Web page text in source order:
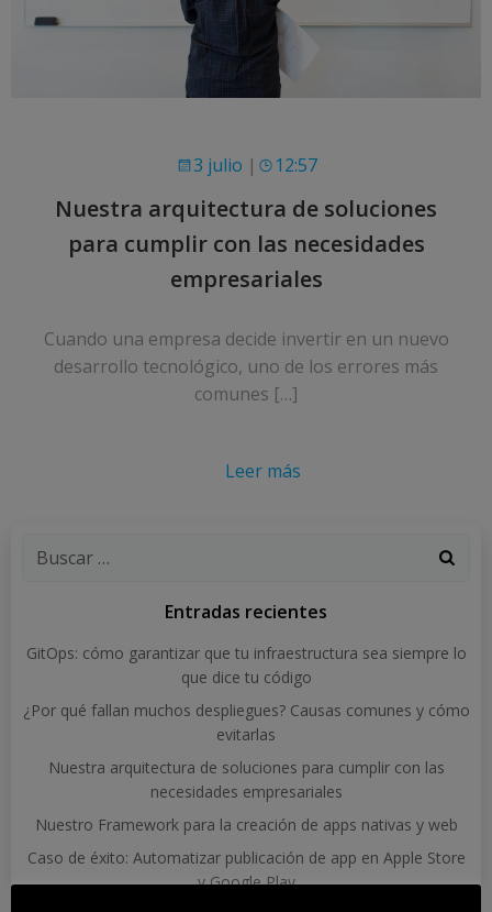
3 julio | 12:57
Nuestra arquitectura de soluciones
para cumplir con las necesidades
empresariales
Cuando una empresa decide invertir en un nuevo
desarrollo tecnológico, uno de los errores más
comunes […]
Leer más
Buscar:
Entradas recientes
GitOps: cómo garantizar que tu infraestructura sea siempre lo
que dice tu código
¿Por qué fallan muchos despliegues? Causas comunes y cómo
evitarlas
Nuestra arquitectura de soluciones para cumplir con las
necesidades empresariales
Nuestro Framework para la creación de apps nativas y web
Caso de éxito: Automatizar publicación de app en Apple Store
y Google Play